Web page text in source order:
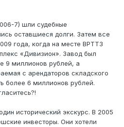
7) шли судебные
оставшиеся долги. Затем все
года, когда на месте ВРТТЗ
«Дивизион». Завод был
9 миллионов рублей, а
с арендаторов складского
более 6 миллионов рублей.
исторический экскурс. В 2005
инвесторы. Они хотели